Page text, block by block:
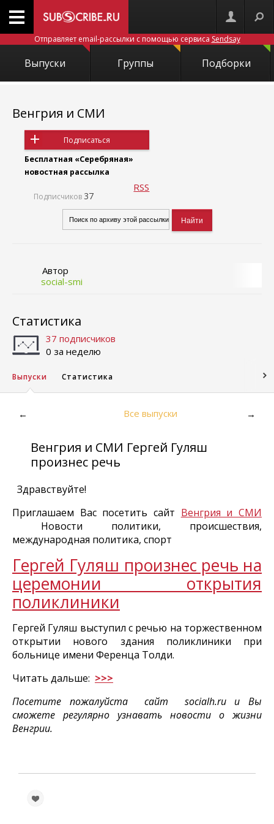
Отправляет email-рассылки с помощью сервиса Sendsay
Выпуски Группы Подборки
Венгрия и СМИ
Подписаться
Бесплатная «Серебряная»
новостная рассылка
Подписчиков 37
RSS
Автор
social-smi
Статистика
37 подписчиков
0 за неделю
Выпуски Статистика
← Все выпуски →
Венгрия и СМИ Гергей Гуляш
произнес речь
Здравствуйте!
Приглашаем Вас посетить сайт Венгрия и СМИ
Новости политики, происшествия,
международная политика, спорт
Гергей Гуляш произнес речь на
церемонии открытия
поликлиники
Гергей Гуляш выступил с речью на торжественном
открытии нового здания поликлиники при
больнице имени Ференца Толди.
Читать дальше: >>>
Посетите пожалуйста сайт socialh.ru и Вы
cможете регулярно узнавать новости о жизни
Венгрии.